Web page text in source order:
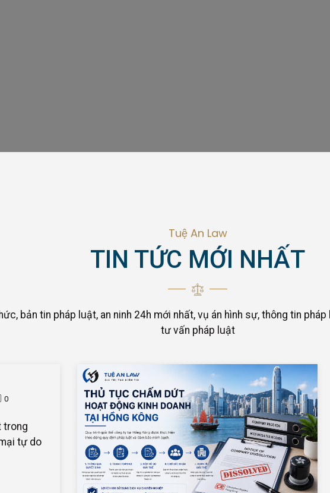
Tuệ An Law
TIN TỨC MỚI NHẤT
bản tin pháp luật, an ninh 24h mới nhất, vụ án hình sự, thông tin
tư vấn pháp luật
0
trong
tự do